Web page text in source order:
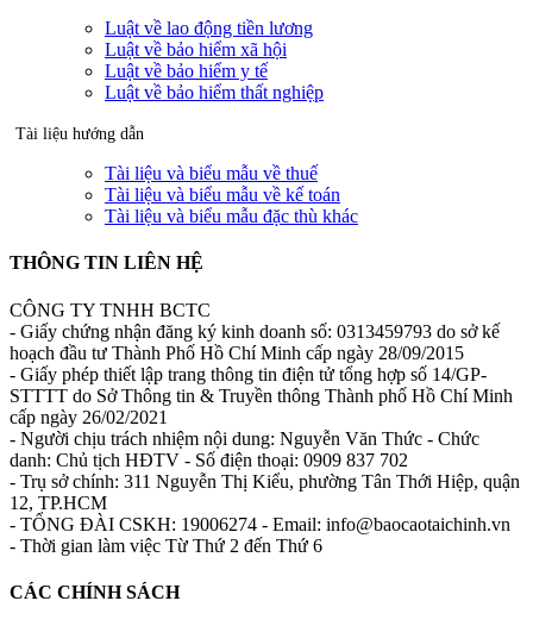
Luật về lao động tiền lương
Luật về bảo hiểm xã hội
Luật về bảo hiểm y tế
Luật về bảo hiểm thất nghiệp
Tài liệu hướng dẫn
Tài liệu và biểu mẫu về thuế
Tài liệu và biểu mẫu về kế toán
Tài liệu và biểu mẫu đặc thù khác
THÔNG TIN LIÊN HỆ
CÔNG TY TNHH BCTC
- Giấy chứng nhận đăng ký kinh doanh số: 0313459793 do sở kế
hoạch đầu tư Thành Phố Hồ Chí Minh cấp ngày 28/09/2015
- Giấy phép thiết lập trang thông tin điện tử tổng hợp số 14/GP-
STTTT do Sở Thông tin & Truyền thông Thành phố Hồ Chí Minh
cấp ngày 26/02/2021
- Người chịu trách nhiệm nội dung: Nguyễn Văn Thức - Chức
danh: Chủ tịch HĐTV - Số điện thoại: 0909 837 702
- Trụ sở chính: 311 Nguyễn Thị Kiểu, phường Tân Thới Hiệp, quận
12, TP.HCM
- TỔNG ĐÀI CSKH: 19006274 - Email: info@baocaotaichinh.vn
- Thời gian làm việc Từ Thứ 2 đến Thứ 6
CÁC CHÍNH SÁCH